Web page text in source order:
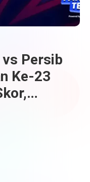
Persib
Ke-23